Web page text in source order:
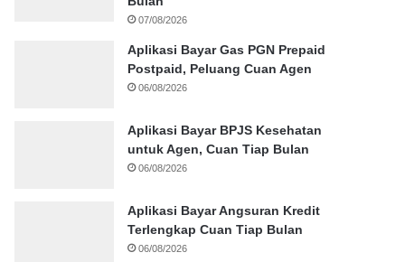
07/08/2026
Aplikasi Bayar Gas PGN Prepaid
Postpaid, Peluang Cuan Agen
06/08/2026
Aplikasi Bayar BPJS Kesehatan
untuk Agen, Cuan Tiap Bulan
06/08/2026
Aplikasi Bayar Angsuran Kredit
Terlengkap Cuan Tiap Bulan
06/08/2026